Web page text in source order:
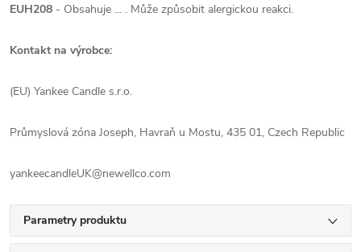
EUH208 - Obsahuje ... . Může způsobit alergickou reakci.
Kontakt na výrobce:
(EU) Yankee Candle s.r.o.
Průmyslová zóna Joseph, Havraň u Mostu, 435 01, Czech Republic
yankeecandleUK@newellco.com
Parametry produktu